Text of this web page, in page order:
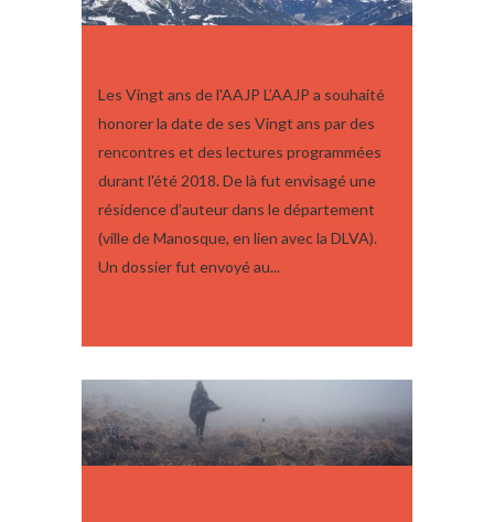
Les Vingt ans de l'AAJP L’AAJP a souhaité
honorer la date de ses Vingt ans par des
rencontres et des lectures programmées
durant l'été 2018. De là fut envisagé une
résidence d’auteur dans le département
(ville de Manosque, en lien avec la DLVA).
Un dossier fut envoyé au...